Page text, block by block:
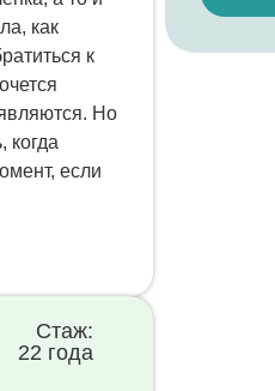
как
к
Но
когда
если
Стаж:
22 года